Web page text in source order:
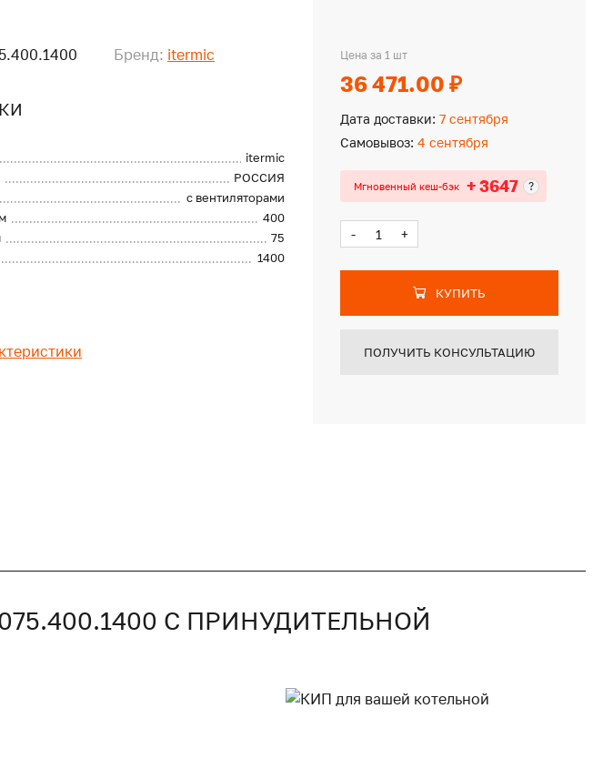
Бренд: itermic
itermic
РОССИЯ
с вентиляторами
400
75
1400
Цена за 1 шт
36 471.00 ₽
Дата доставки: 7 сентября
Самовывоз: 4 сентября
Мгновенный кеш-бэк + 3647 ?
- +
КУПИТЬ
ПОЛУЧИТЬ КОНСУЛЬТАЦИЮ
С ПРИНУДИТЕЛЬНОЙ